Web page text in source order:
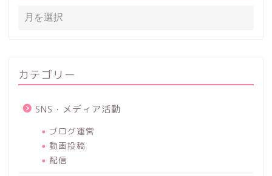
カテゴリー
SNS・メディア活動
ブログ運営
動画投稿
配信